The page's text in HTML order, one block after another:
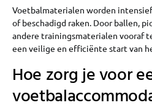
Voetbalmaterialen worden
of beschadigd raken. Door ballen,
andere trainingsmaterialen vooraf
een veilige en efficiënte start van
Hoe zorg je voor